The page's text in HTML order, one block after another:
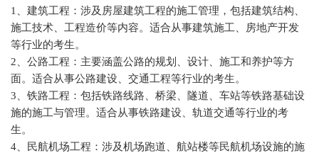
1、建筑工程：涉及房屋建筑工程的施工管理，包括建筑结构、
施工技术、工程造价等内容。适合从事建筑施工、房地产开发
等行业的考生。
2、公路工程：主要涵盖公路的规划、设计、施工和养护等方
面。适合从事公路建设、交通工程等行业的考生。
3、铁路工程：包括铁路线路、桥梁、隧道、车站等铁路基础设
施的施工与管理。适合从事铁路建设、轨道交通等行业的考
生。
4、民航机场工程：涉及机场跑道、航站楼等民航机场设施的施